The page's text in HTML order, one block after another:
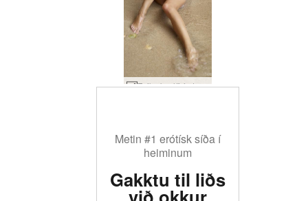
Zaika kynlíf á ströndinni #16
Metin #1 erótísk síða í
heiminum
Gakktu til liðs